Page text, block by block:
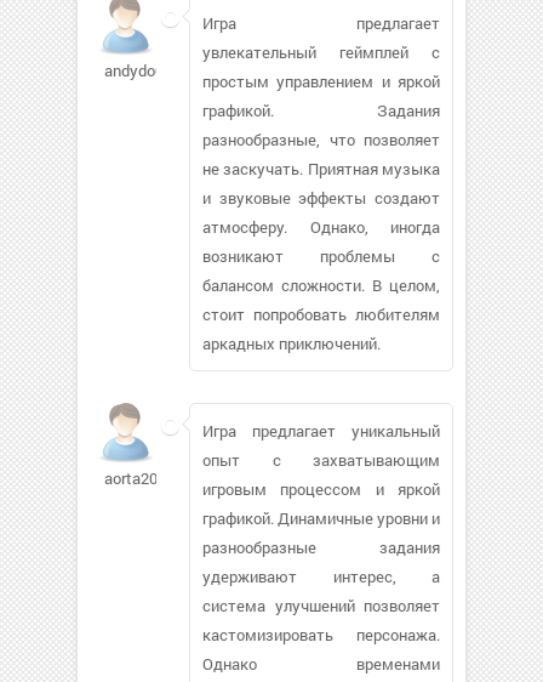
andydo01
Игра предлагает
увлекательный геймплей с
простым управлением и яркой
графикой. Задания
разнообразные, что позволяет
не заскучать. Приятная музыка
и звуковые эффекты создают
атмосферу. Однако, иногда
возникают проблемы с
балансом сложности. В целом,
стоит попробовать любителям
аркадных приключений.
aorta2000
Игра предлагает уникальный
опыт с захватывающим
игровым процессом и яркой
графикой. Динамичные уровни и
разнообразные задания
удерживают интерес, а
система улучшений позволяет
кастомизировать персонажа.
Однако временами